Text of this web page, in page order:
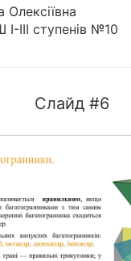
Олексіївна
ІІІ ступенів №10
Слайд #6